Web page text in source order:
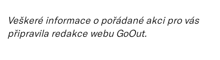
Veškeré informace o pořádané akci pro vás
připravila redakce webu GoOut.